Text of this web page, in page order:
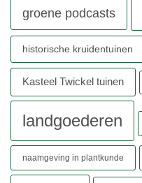
groene podcasts
historische kruidentuinen
Kasteel Twickel tuinen
landgoederen
naamgeving in plantkunde